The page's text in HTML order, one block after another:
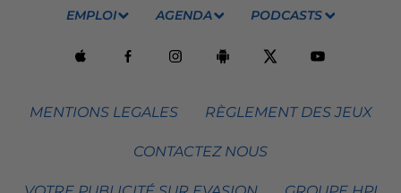
EMPLOI AGENDA PODCASTS
MENTIONS LEGALES RÈGLEMENT DES JEUX
CONTACTEZ NOUS